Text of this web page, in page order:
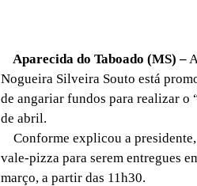
Aparecida do Taboado (MS) –
Nogueira Silveira Souto está
de angariar fundos para realizar o
de abril.
Conforme explicou a presidente,
vale-pizza para serem entregues
março, a partir das 11h30.